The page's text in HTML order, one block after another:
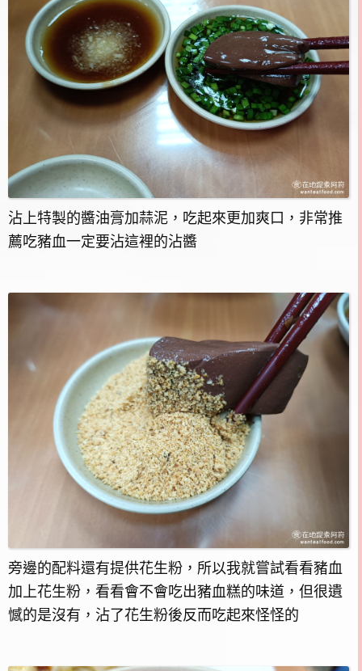
沾上特製的醬油膏加蒜泥，吃起來更加爽口，非常推
薦吃豬血一定要沾這裡的沾醬
旁邊的配料還有提供花生粉，所以我就嘗試看看豬血
加上花生粉，看看會不會吃出豬血糕的味道，但很遺
憾的是沒有，沾了花生粉後反而吃起來怪怪的